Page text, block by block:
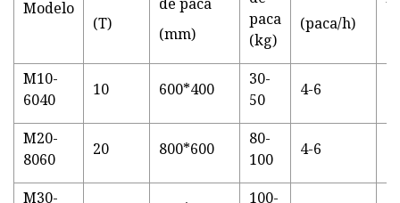
Modelo
(T)
de paca
(mm)
paca
(kg)
(paca/h)
M10-
6040
10 600*400
30-
50
4-6
M20-
8060
20 800*600
80-
100
4-6
M30- 100-